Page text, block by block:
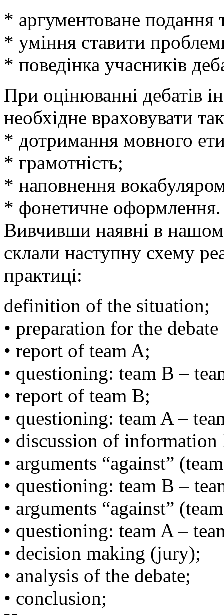
* аргументоване подання
* уміння ставити
* поведінка учасників
При оцінюванні дебатів
необхідне враховувати
* дотримання мовного
* грамотність;
* наповнення
* фонетичне оформлення.
Вивчивши наявні в
склали наступну схему
практиці:
definition of the situation;
• preparation for the
• report of team A;
• questioning: team B –
• report of team B;
• questioning: team A –
• discussion of information
• arguments “against”
• questioning: team B –
• arguments “against”
• questioning: team A –
• decision making (jury);
• analysis of the debate;
• conclusion;